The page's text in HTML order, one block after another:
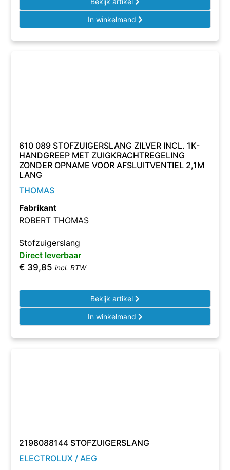
In winkelmand
610 089 STOFZUIGERSLANG ZILVER INCL. 1K-
HANDGREEP MET ZUIGKRACHTREGELING
ZONDER OPNAME VOOR AFSLUITVENTIEL 2,1M
LANG
THOMAS
Fabrikant
ROBERT THOMAS
Stofzuigerslang
Direct leverbaar
€ 39,85 incl. BTW
Bekijk artikel
In winkelmand
2198088144 STOFZUIGERSLANG
ELECTROLUX / AEG